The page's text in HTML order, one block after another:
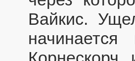
Вайкис.